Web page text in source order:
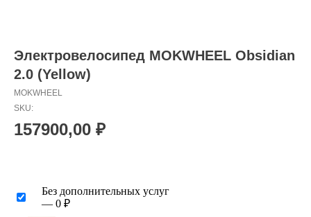
Электровелосипед MOKWHEEL Obsidian
2.0 (Yellow)
MOKWHEEL
SKU:
157900,00 ₽
Без дополнительных услуг
— 0 ₽